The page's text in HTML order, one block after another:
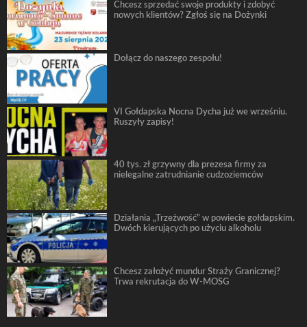
Chcesz sprzedać swoje produkty i zdobyć
nowych klientów? Zgłoś się na Dożynki
Dołącz do naszego zespołu!
VI Gołdapska Nocna Dycha już we wrześniu.
Ruszyły zapisy!
40 tys. zł grzywny dla prezesa firmy za
nielegalne zatrudnianie cudzoziemców
Działania „Trzeźwość” w powiecie gołdapskim.
Dwóch kierujących po użyciu alkoholu
Chcesz założyć mundur Straży Granicznej?
Trwa rekrutacja do W-MOSG